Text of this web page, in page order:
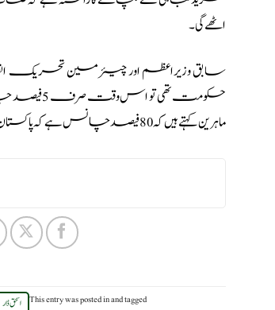
اٹھے گی۔
سابق وزیراعظم اور چیئرمین تحریک
حکومت
ماہرین کہتے ہیں کہ 80 فیصد چانس ہے کہ پاکستان قرضے واپس نہیں کرسکتا۔
This entry was posted inand tagged اسحق ڈار